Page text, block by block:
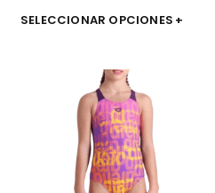
SELECCIONAR OPCIONES